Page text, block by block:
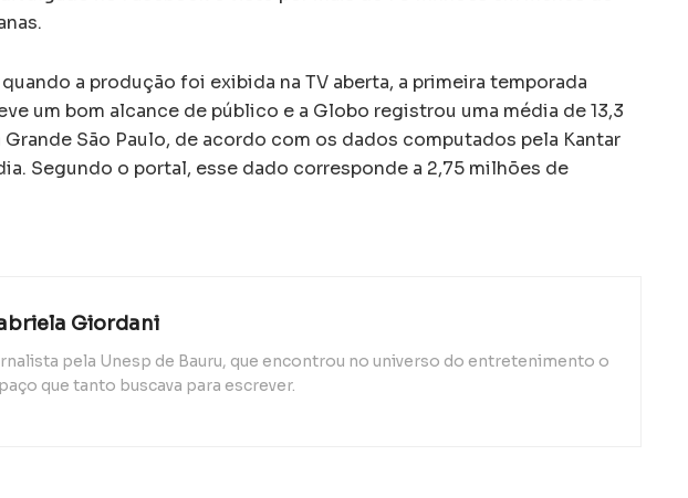
a produção foi exibida na TV aberta, a primeira temporada
um bom alcance de público e a Globo registrou uma média de 13,3
São Paulo, de acordo com os dados computados pela Kantar
Segundo o portal, esse dado corresponde a 2,75 milhões de
Giordani
pela Unesp de Bauru, que encontrou no universo do entretenimento o
que tanto buscava para escrever.